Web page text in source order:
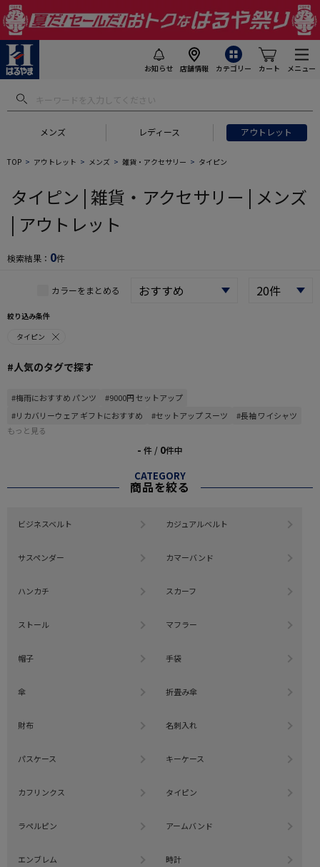
お知らせ 店舗情報 カテゴリー カート メニュー
メンズ レディース アウトレット
フトにおすすめ #セットアップ スーツ
TOP アウトレット メンズ 雑貨・アクセサリー タイピン
タイピン | 雑貨・アクセサリー | メンズ
| アウトレット
検索結果： 0件
カラーをまとめる
絞り込み条件
タイピン
#人気のタグで探す
#梅雨におすすめ パンツ
#9000円 セットアップ
#リカバリーウェア ギフトにおすすめ
#セットアップ スーツ
#長袖 ワイシャツ
もっと見る
- 件 / 0件中
CATEGORY
商品を絞る
ビジネスベルト カジュアルベルト
サスペンダー カマーバンド
ハンカチ スカーフ
ストール マフラー
帽子 手袋
傘 折畳み傘
財布 名刺入れ
パスケース キーケース
カフリンクス タイピン
ラペルピン アームバンド
エンブレム 時計